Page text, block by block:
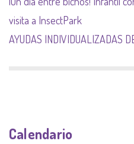
visita a InsectPark
AYUDAS INDIVIDUALIZADAS
Calendario